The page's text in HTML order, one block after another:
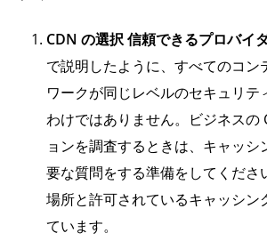
CDN の選択 信頼できるプロバイ
で説明したように、すべてのコン
ワークが同じレベルのセキュリテ
わけではありません。ビジネスの
ョンを調査するときは、キャッシ
要な質問をする準備をしてくださ
場所と許可されているキャッシン
ています。